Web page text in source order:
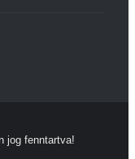
jog fenntartva!